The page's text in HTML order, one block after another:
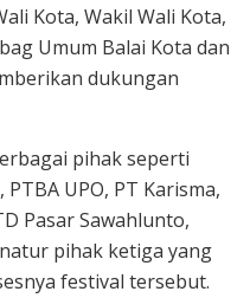
Kota, Wakil Wali Kota,
Umum Balai Kota dan
dukungan
pihak seperti
UPO, PT Karisma,
Pasar Sawahlunto,
pihak ketiga yang
festival tersebut.